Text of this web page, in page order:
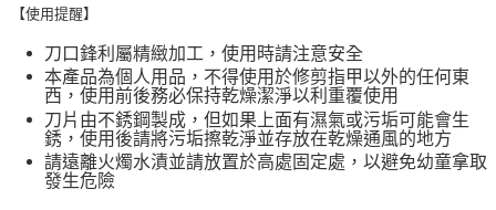
【使用提醒】
刀口鋒利屬精緻加工，使用時請注意安全
本產品為個人用品，不得使用於修剪指甲以外的任何東
西，使用前後務必保持乾燥潔淨以利重覆使用
刀片由不銹鋼製成，但如果上面有濕氣或污垢可能會生
銹，使用後請將污垢擦乾淨並存放在乾燥通風的地方
請遠離火燭水漬並請放置於高處固定處，以避免幼童拿取
發生危險